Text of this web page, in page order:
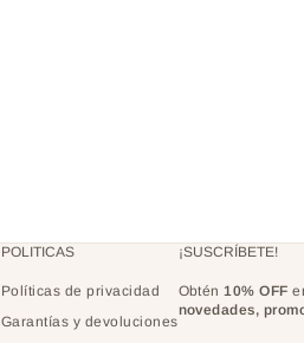
POLITICAS
Políticas de privacidad
Garantías y devoluciones
¡SUSCRÍBETE!
Obtén10% OFF
novedades,